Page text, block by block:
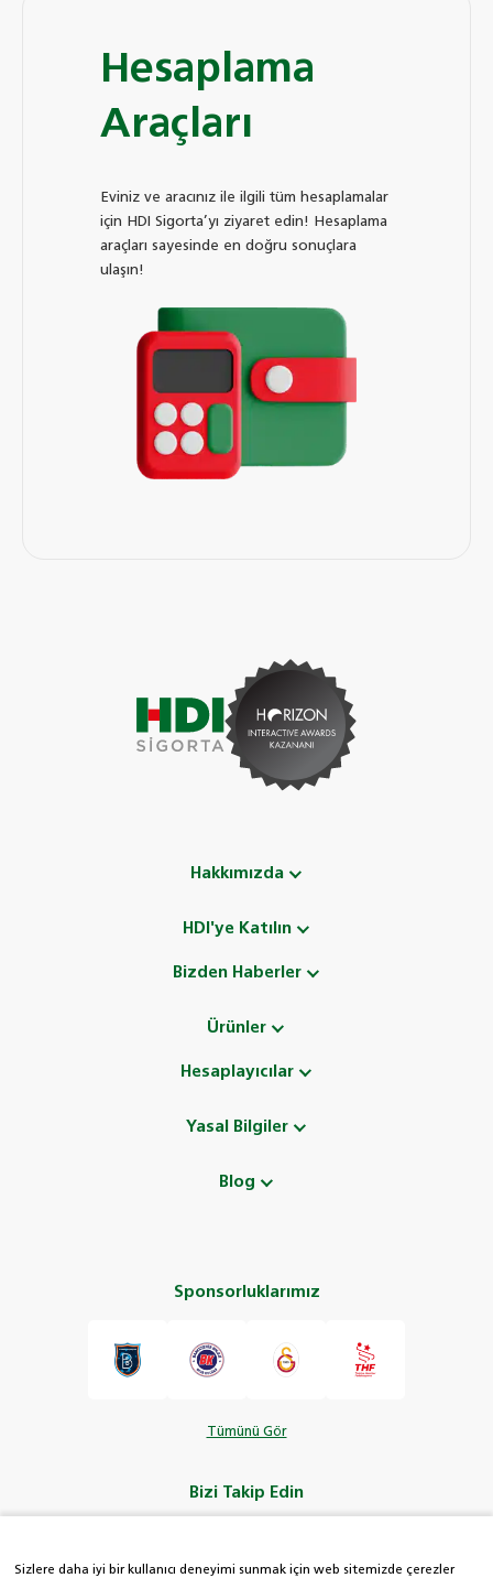
Hesaplama
Araçları
Eviniz ve aracınız ile ilgili tüm hesaplamalar
için HDI Sigorta’yı ziyaret edin! Hesaplama
araçları sayesinde en doğru sonuçlara
ulaşın!
Hakkımızda
HDI'ye Katılın
Bizden Haberler
Ürünler
Hesaplayıcılar
Yasal Bilgiler
Blog
Sponsorluklarımız
Tümünü Gör
Bizi Takip Edin
Sizlere daha iyi bir kullanıcı deneyimi sunmak için web sitemizde çerezler